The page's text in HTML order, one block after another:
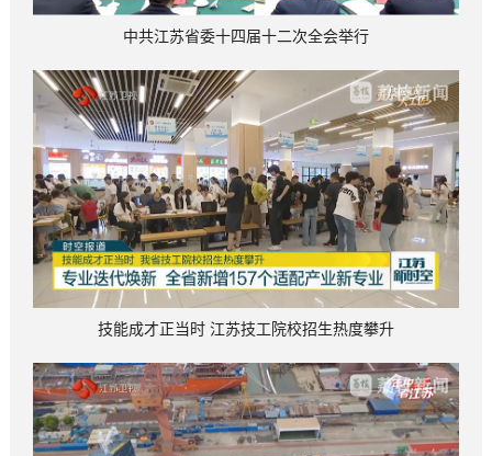
中共江苏省委十四届十二次全会举行
技能成才正当时 江苏技工院校招生热度攀升